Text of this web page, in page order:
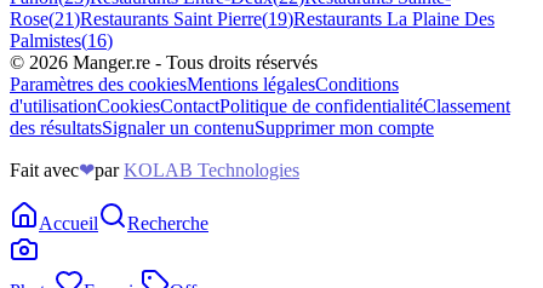
Rose(21)Restaurants Saint Pierre(19)Restaurants La Plaine Des
Palmistes(16)
© 2026 Manger.re - Tous droits réservés
Paramètres des cookiesMentions légalesConditions
d'utilisationCookiesContactPolitique de confidentialitéClassement
des résultatsSignaler un contenuSupprimer mon compte
Fait avec❤par KOLAB Technologies
Accueil Recherche